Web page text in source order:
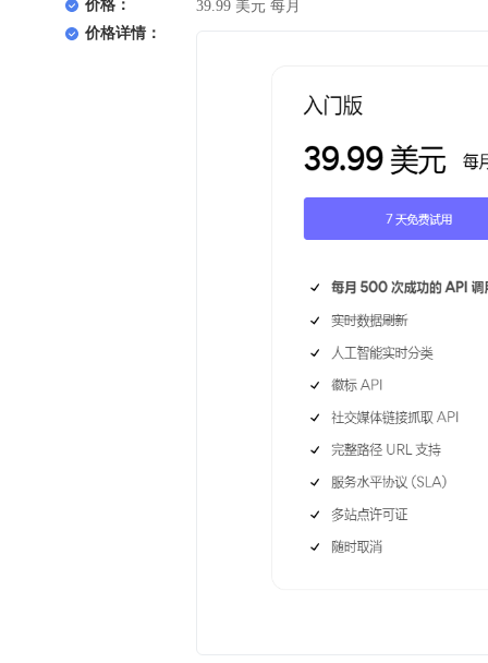
价格：
39.99 美元 每月
价格详情：